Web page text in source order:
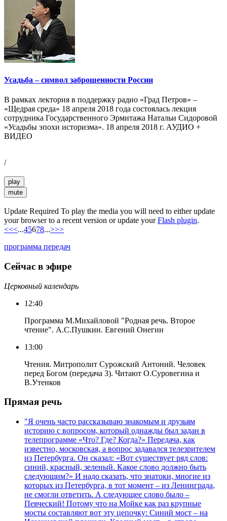
Усадьба – символ заброшенности России
В рамках лектория в поддержку радио «Град Петров» –
«Щедрая среда» 18 апреля 2018 года состоялась лекция
сотрудника Государственного Эрмитажа Натальи Сидоровой
«Усадьбы эпохи историзма». 18 апреля 2018 г. АУДИО +
ВИДЕО
/
play
mute
Update Required To play the media you will need to either update
your browser to a recent version or update yourFlash plugin.
<<<...45678...>>>
программа передач
Сейчас в эфире
Церковный календарь
12:40
Программа М.Михайловой "Родная речь. Второе
чтение". А.С.Пушкин. Евгений Онегин
13:00
Чтения. Митрополит Сурожский Антоний. Человек
перед Богом (передача 3). Читают О.Суровегина и
В.Утенков
Прямая речь
"Я очень часто рассказываю знакомым и друзьям
историю с вопросом, который однажды был задан в
телепрограмме «Что? Где? Когда?» Передача, как
известно, московская, а вопрос задавался телезрителем
из Петербурга. Он сказал: «Вот существует ряд слов:
синий, красный, зеленый. Какое слово должно быть
следующим?» И надо сказать, что знатоки, многие из
которых из Петербурга, в тот момент – из Ленинграда,
не смогли ответить. А следующее слово было –
Певческий! Потому что на Мойке как раз крупные
мосты составляют вот эту цепочку: Синий мост – на